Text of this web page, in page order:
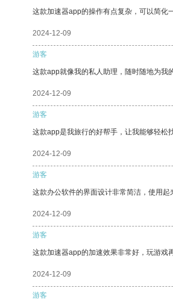
这款加速器app的操作有点复杂，可以简化
2024-12-09
游客
这款app就像我的私人助理，随时随地为我
2024-12-09
游客
这款app是我旅行的好帮手，让我能够轻松
2024-12-09
游客
这款办公软件的界面设计非常简洁，使用起
2024-12-09
游客
这款加速器app的加速效果非常好，玩游戏
2024-12-09
游客